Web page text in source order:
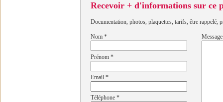
Recevoir + d'informations sur ce
Documentation, photos, plaquettes, tarifs, être rappelé,
Nom *
Prénom *
Email *
Téléphone *
Message